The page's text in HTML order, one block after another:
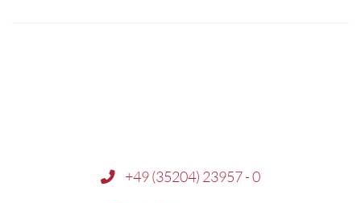
+49 (35204) 23957 - 0